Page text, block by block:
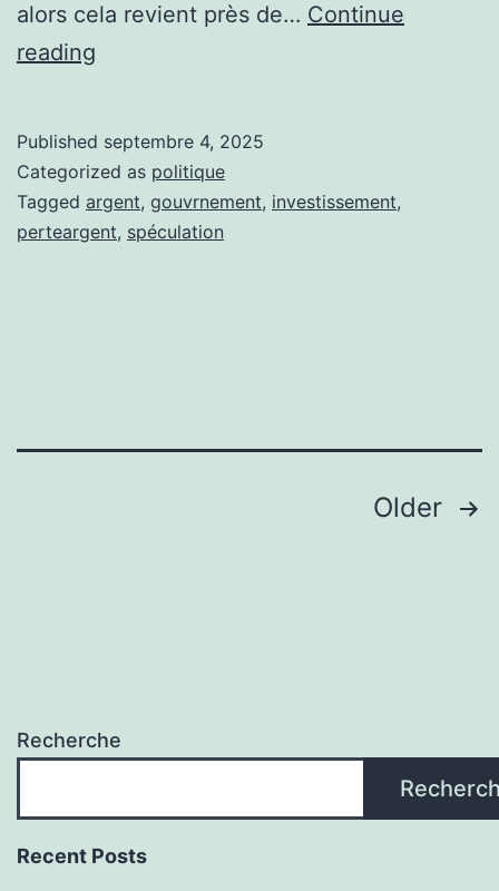
alors cela revient près de… Continue
reading
du
Québec
dans
Published septembre 4, 2025
Categorized as politique
Tagged argent, gouvrnement, investissement,
perteargent, spéculation
Older
Recherche
Recent Posts